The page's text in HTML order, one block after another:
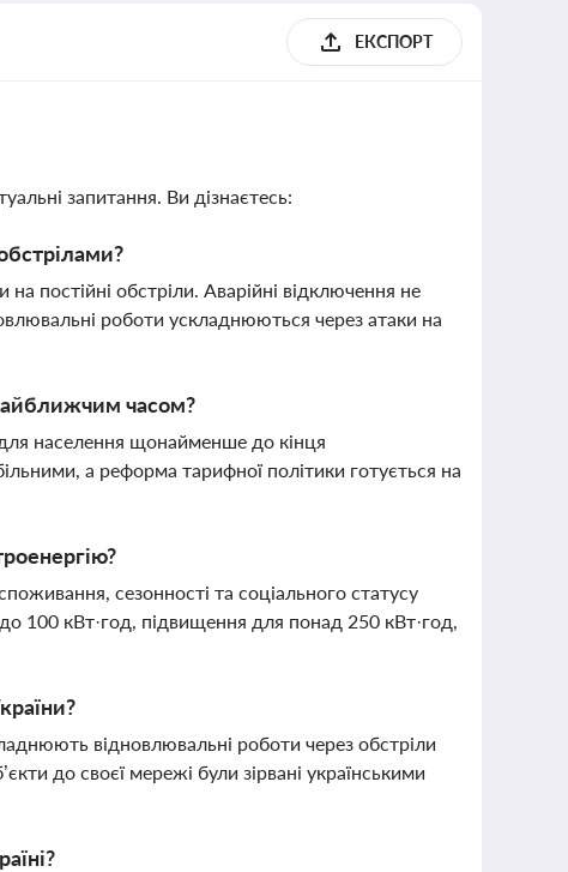
ЕКСПОРТ
запитання. Ви дізнаєтесь:
постійні обстріли. Аварійні відключення не
роботи ускладнюються через атаки на
часом?
населення щонайменше до кінця
а реформа тарифної політики готується на
сезонності та соціального статусу
100 кВт·год, підвищення для понад 250 кВт·год,
відновлювальні роботи через обстріли
до своєї мережі були зірвані українськими